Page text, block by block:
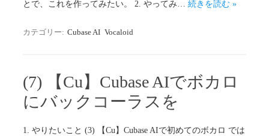
とで、これを作ってみたい。 2. やってみ… 続きを読む »
カテゴリー: Cubase AI Vocaloid
(7) 【Cu】Cubase AIでボカロ
にバックコーラスを
1. やりたいこと (3) 【Cu】Cubase AIで初めてのボカロ では